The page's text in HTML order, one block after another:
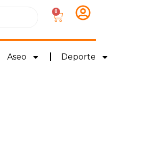
0
Aseo Deporte